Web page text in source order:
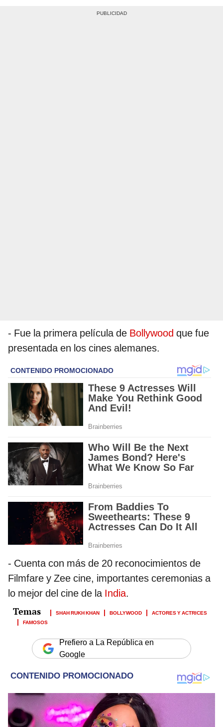
- Fue la primera película de Bollywood que fue
presentada en los cines alemanes.
- Cuenta con más de 20 reconocimientos de
Filmfare y Zee cine, importantes ceremonias a
lo mejor del cine de la India.
SHAH RUKH KHAN BOLLYWOOD
ACTORES Y ACTRICES
FAMOSOS
Prefiero a La República en
Google